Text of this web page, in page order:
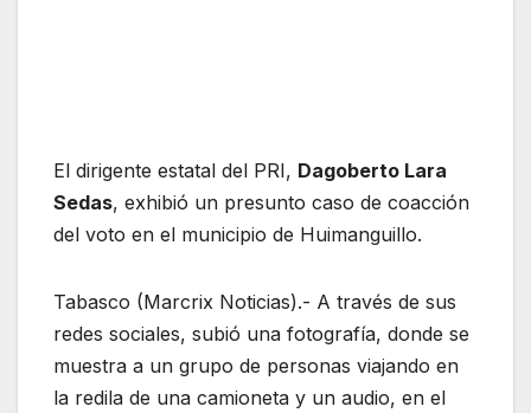
El dirigente estatal del PRI, Dagoberto Lara
Sedas, exhibió un presunto caso de coacción
del voto en el municipio de Huimanguillo.
Tabasco (Marcrix Noticias).- A través de sus
redes sociales, subió una fotografía, donde se
muestra a un grupo de personas viajando en
la redila de una camioneta y un audio, en el